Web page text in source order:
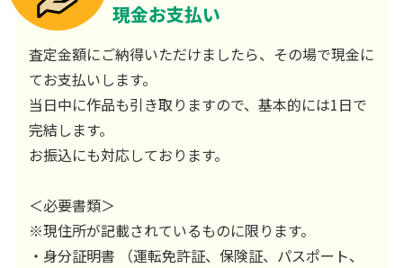
現金お支払い
査定金額にご納得いただけましたら、その場で現金に
てお支払いします。
当日中に作品も引き取りますので、基本的には1日で
完結します。
お振込にも対応しております。
＜必要書類＞
※現住所が記載されているものに限ります。
・身分証明書 （運転免許証、保険証、パスポート、